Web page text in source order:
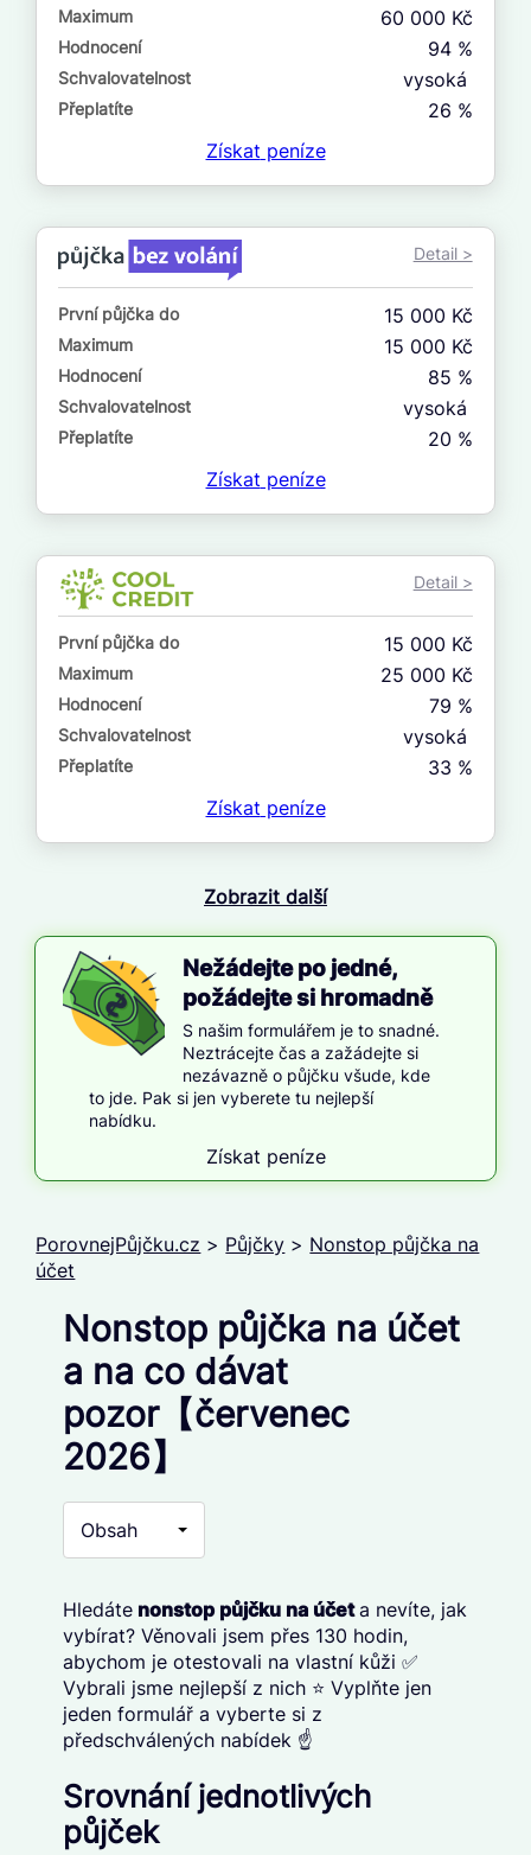
První půjčka zdarma
–
ano
Ve zkušebce
ano
ne
V exekuci
ano
ne
V hotovosti
ano
ne
Maximum 60 000 Kč
Hodnocení 94 %
Schvalovatelnost vysoká
Přeplatíte
26 %
Získat peníze
Detail >
První půjčka do 15 000 Kč
Maximum 15 000 Kč
Hodnocení 85 %
Schvalovatelnost vysoká
Přeplatíte
20 %
Získat peníze
Detail >
První půjčka do 15 000 Kč
Maximum 25 000 Kč
Hodnocení 79 %
Schvalovatelnost vysoká
Přeplatíte
33 %
Získat peníze
Zobrazit další
Nežádejte po jedné,
požádejte si hromadně
S našim formulářem je to snadné.
Neztrácejte čas a zažádejte si
nezávazně o půjčku všude, kde
to jde. Pak si jen vyberete tu nejlepší
nabídku.
Získat peníze
PorovnejPůjčku.cz > Půjčky > Nonstop půjčka na
účet
Nonstop půjčka na účet
a na co dávat
pozor【červenec
2026】
Obsah
Hledátenonstop půjčku na účeta nevíte, jak
vybírat? Věnovali jsem přes 130 hodin,
abychom je otestovali na vlastní kůži ✅
Vybrali jsme nejlepší z nich ⭐ Vyplňte jen
jeden formulář a vyberte si z
předschválených nabídek ☝️
Srovnání jednotlivých
půjček